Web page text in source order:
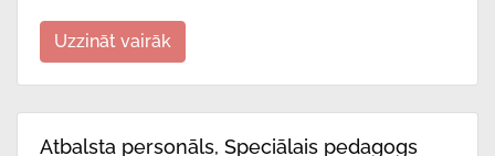
Uzzināt vairāk
Atbalsta personāls, Speciālais pedagogs